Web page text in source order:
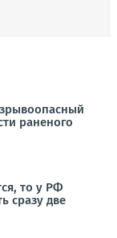
раненого
то у РФ
сразу две